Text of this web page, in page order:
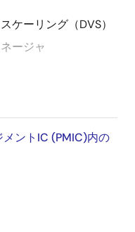
ケーリング（DVS）
ージャ
ントIC (PMIC)内の